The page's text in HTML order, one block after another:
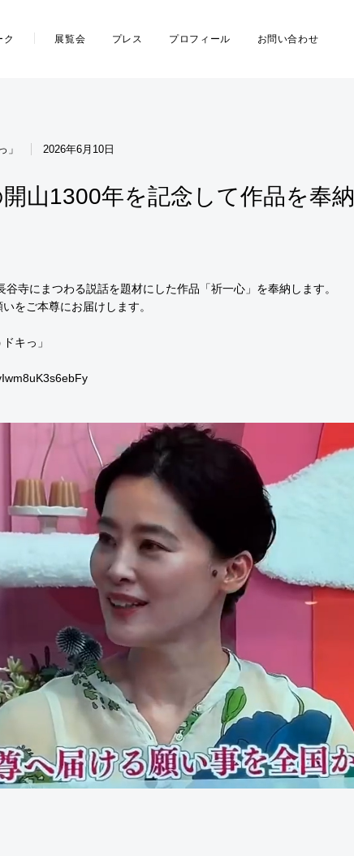
ク 展覧会 プレス プロフィール お問い合わせ
」 2026年6月10日
山1300年を記念して作品を奉納
寺にまつわる説話を題材にした作品「祈一心」を奉納します。
をご本尊にお届けします。
キっ」